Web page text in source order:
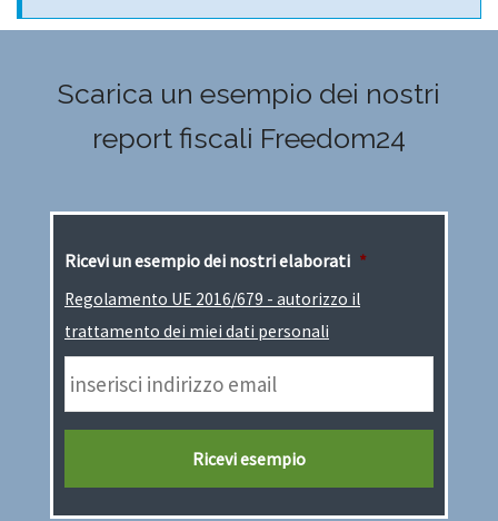
Scarica un esempio dei nostri
report fiscali Freedom24
Ricevi un esempio dei nostri elaborati *
Regolamento UE 2016/679 - autorizzo il
trattamento dei miei dati personali